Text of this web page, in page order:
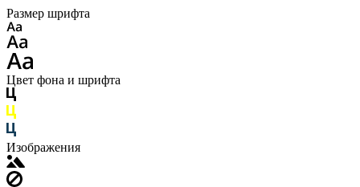
Размер шрифта
Цвет фона и шрифта
Изображения